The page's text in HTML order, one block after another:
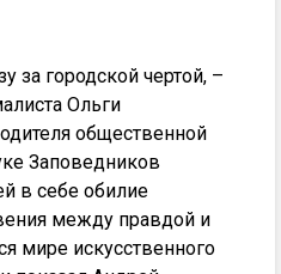
за городской чертой, –
Ольги
общественной
Заповедников
в себе обилие
между правдой и
мире искусственного